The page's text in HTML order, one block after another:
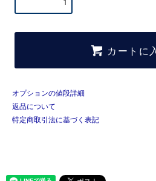
カートに
オプションの値段詳細
返品について
特定商取引法に基づく表記